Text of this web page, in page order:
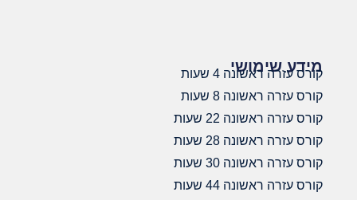
מידע שימושי
קורס עזרה ראשונה 4 שעות
קורס עזרה ראשונה 8 שעות
קורס עזרה ראשונה 22 שעות
קורס עזרה ראשונה 28 שעות
קורס עזרה ראשונה 30 שעות
קורס עזרה ראשונה 44 שעות